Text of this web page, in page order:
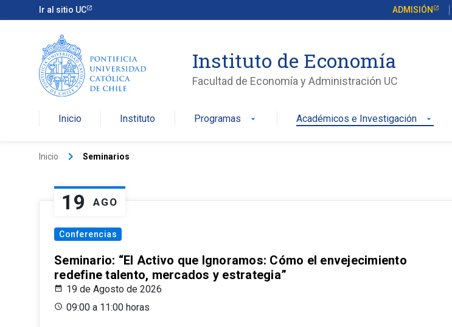
Ir al sitio UC ADMISIÓN
Instituto de Economía
Facultad de Economía y Administración UC
Inicio Instituto Programas arrow_drop_down Académicos e Investigación arrow_drop_down
Inicio keyboard_arrow_right Seminarios
19 AGO
Conferencias
Seminario: “El Activo que Ignoramos: Cómo el envejecimiento
redefine talento, mercados y estrategia”
19 de Agosto de 2026
09:00 a 11:00 horas